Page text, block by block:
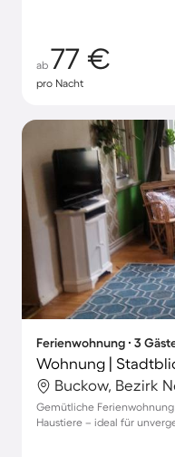
ab 77 €
pro Nacht
Ferienwohnung ∙ 3
Wohnung |
Buckow, Bezirk
Gemütliche
Haustiere – ideal für